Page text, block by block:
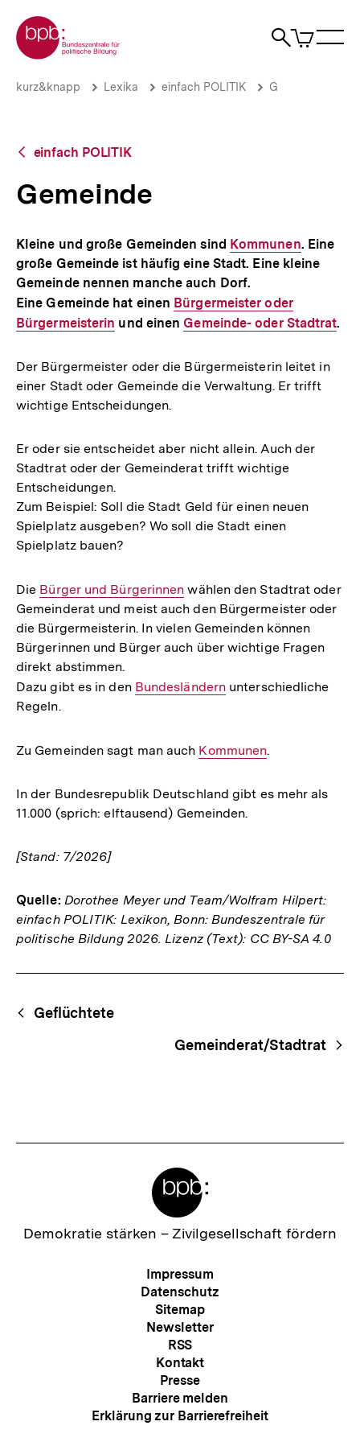
zum
Seiteninhalt
springen
Zur Startseite der bpb
Suche
Artikel
im
Gemeinde
Brotkrümelnavigation
Pfadnavigation
kurz&knapp Lexika einfach POLITIK G
Zurück
Übersicht
einfach POLITIK
Gemeinde
Kleine und große Gemeinden sind Interner
Link:
Kommunen. Eine
große Gemeinde ist häufig eine Stadt. Eine kleine
Gemeinde nennen manche auch Dorf.
Eine Gemeinde hat einen Interner
Link:
Bürgermeister oder
Bürgermeisterin und einen Interner
Gemeinde- oder Stadtrat.
Der Bürgermeister oder die Bürgermeisterin leitet in
einer Stadt oder Gemeinde die Verwaltung. Er trifft
wichtige Entscheidungen.
Er oder sie entscheidet aber nicht allein. Auch der
Stadtrat oder der Gemeinderat trifft wichtige
Entscheidungen.
Zum Beispiel: Soll die Stadt Geld für einen neuen
Spielplatz ausgeben? Wo soll die Stadt einen
Spielplatz bauen?
Die Interner
Link:
Bürger und Bürgerinnen wählen den Stadtrat oder
Gemeinderat und meist auch den Bürgermeister oder
die Bürgermeisterin. In vielen Gemeinden können
Bürgerinnen und Bürger auch über wichtige Fragen
direkt abstimmen.
Dazu gibt es in den Interner
Bundesländernunterschiedliche
Regeln.
Zu Gemeinden sagt man auch Interner
Kommunen.
In der Bundesrepublik Deutschland gibt es mehr als
11.000 (sprich: elftausend) Gemeinden.
[Stand: 7/2026]
Quelle: Dorothee Meyer und Team/Wolfram Hilpert:
einfach POLITIK: Lexikon, Bonn: Bundeszentrale für
politische Bildung 2026. Lizenz (Text): CC BY-SA 4.0
Begriffsnavigation
Content-
Navigation
Geflüchtete
Gemeinderat/Stadtrat
Zur
Demokratie stärken – Zivilgesellschaft fördern
Meta-
Navigation
Impressum
Datenschutz
Sitemap
Newsletter
RSS
Kontakt
Presse
Barriere melden
Erklärung zur Barrierefreiheit